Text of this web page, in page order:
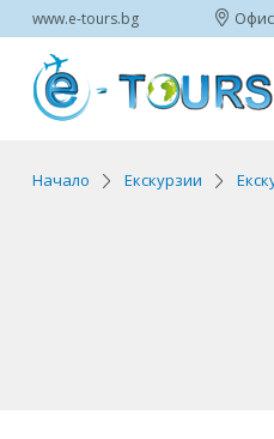
www.e-tours.bg
Начало Екскурзии